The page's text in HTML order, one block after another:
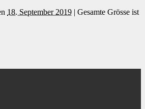
18. September 2019 | Gesamte Grösse ist